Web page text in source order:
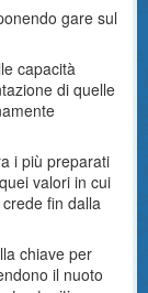
gare sul
capacità
di quelle
i più preparati
valori in cui
fin dalla
chiave per
il nuoto